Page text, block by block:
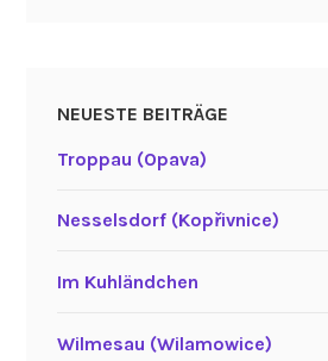
NEUESTE BEITRÄGE
Troppau (Opava)
Nesselsdorf (Kopřivnice)
Im Kuhländchen
Wilmesau (Wilamowice)